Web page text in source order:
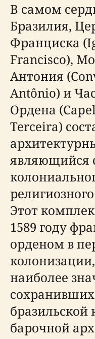
В самом
Бразилия,
Франциска
Francisco),
Антония
Antônio) и
Ордена
Terceira)
являющийся
Этот
1589 году
орденом в
наиболее
бразильской
барочной